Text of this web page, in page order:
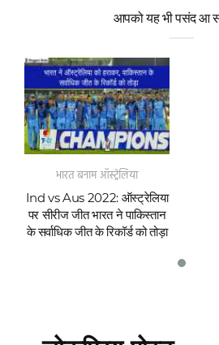
आपको यह भी पसंद आ
भारत बनाम ऑस्ट्रेलिया
Ind vs Aus 2022: ऑस्ट्रेलिया
पर सीरीज जीत भारत ने पाकिस्तान
के सर्वाधिक जीत के रिकॉर्ड को तोड़ा